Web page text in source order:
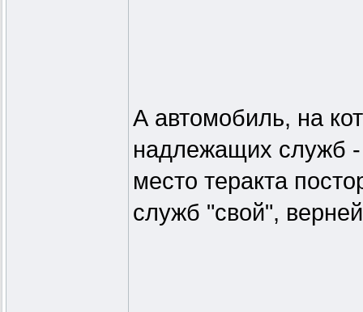
А автомобиль, на
надлежащих служб
место теракта
служб "свой",